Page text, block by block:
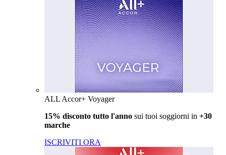
ALL Accor+ Voyager
15% disconto tutto l'anno sui tuoi soggiorni in +30
marche
ISCRIVITI ORA